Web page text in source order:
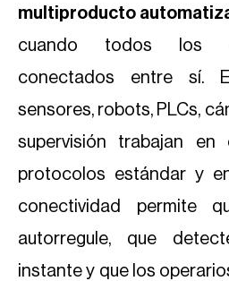
multiproducto
cuando todos los
conectados entre sí.
sensores, robots, PLCs,
supervisión trabajan en
protocolos estándar y
conectividad permite
autorregule, que
instante y que los